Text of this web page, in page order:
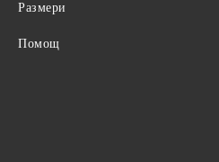
Размери
Помощ